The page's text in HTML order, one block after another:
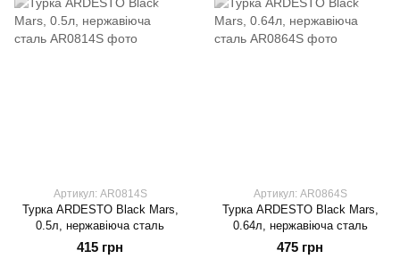
Артикул: AR0814S
Турка ARDESTO Black Mars,
0.5л, нержавіюча сталь
415 грн
Артикул: AR0864S
Турка ARDESTO Black Mars,
0.64л, нержавіюча сталь
475 грн